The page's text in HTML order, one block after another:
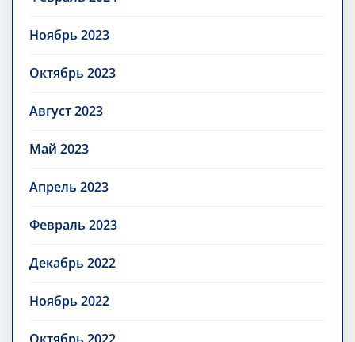
Ноябрь 2023
Октябрь 2023
Август 2023
Май 2023
Апрель 2023
Февраль 2023
Декабрь 2022
Ноябрь 2022